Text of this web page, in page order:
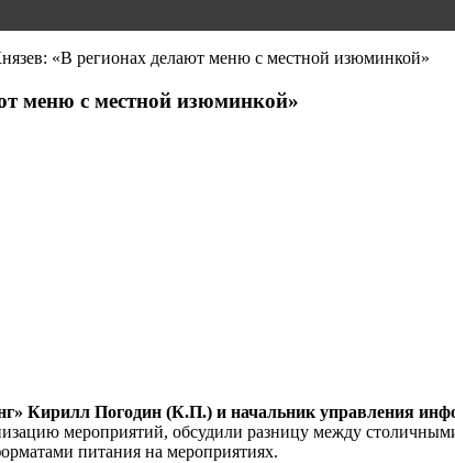
«В регионах делают меню с местной изюминкой»
меню с местной изюминкой»
Кирилл Погодин (К.П.) и начальник управления
мероприятий, обсудили разницу между
питания на мероприятиях.